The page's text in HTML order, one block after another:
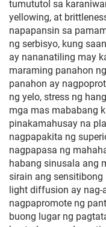
tumututol sa
yellowing, at
napapansin sa
ng serbisyo, kung
ay nananatiling may
maraming panahon
panahon ay
ng yelo, stress ng
mga mas mababang
pinakamahusay na
nagpapakita ng
nagpapasa ng
habang sinusala ang
sirain ang
light diffusion ay nag-
nagpapromote ng
buong lugar ng